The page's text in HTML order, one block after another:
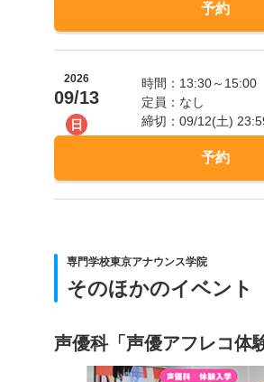
予約
2026
09/13
日
時間：13:30～15:00
定員：なし
締切：09/12(土)
予約
専門学校東京アナウンス学院
そのほかのイベント
声優科「声優アフレコ体